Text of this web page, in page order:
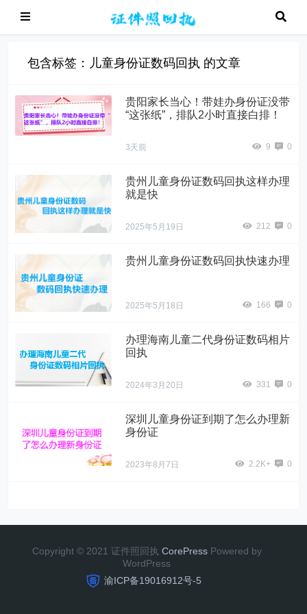
包含标签：儿童身份证数码回执 的文章
贵阳家长当心！带娃办身份证没带
“这张纸”，排队2小时直接白排！
3天前 9 0
贵州儿童身份证数码回执这样办理
就是快
2025年5月19日 212 0
贵州儿童身份证数码回执快速办理
2025年5月18日 166 0
办理海南儿童二代身份证数码相片
回执
2024年3月20日 331 0
深圳儿童身份证到期了怎么办理新
身份证
2023年8月7日 2.2K+ 0
Copyright © 2021 证件照回执 CorePress Powered by
WordPress
渝ICP备19016912号-5